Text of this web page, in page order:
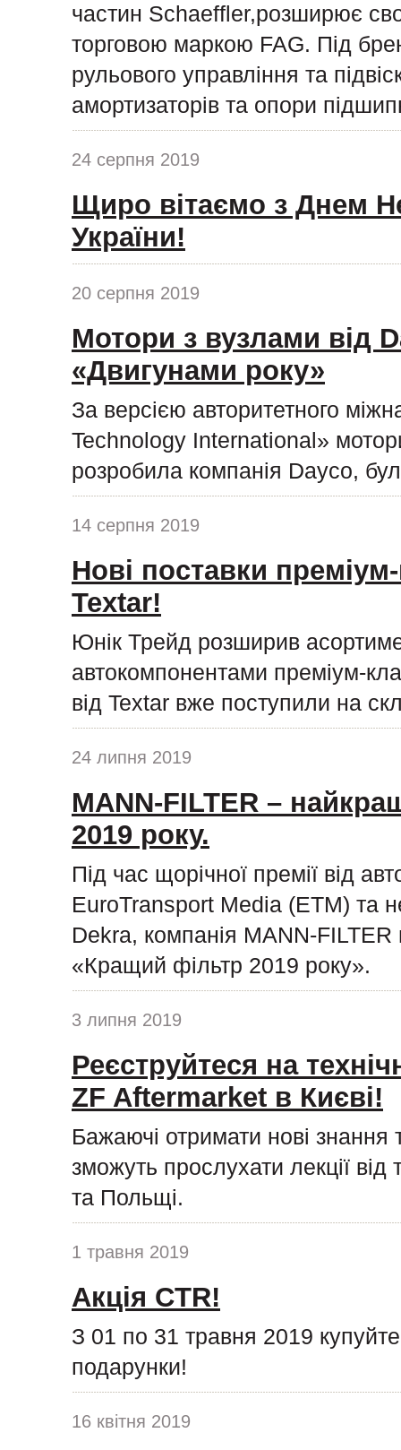
частин Schaeffler,розширює
торговою маркою FAG. Під
рульового управління та
амортизаторів та опори
24 серпня 2019
Щиро вітаємо з Днем
України!
20 серпня 2019
Мотори з вузлами від
«Двигунами року»
За версією авторитетного
Technology International»
розробила компанія Dayco,
14 серпня 2019
Нові поставки
Textar!
Юнік Трейд розширив
автокомпонентами преміум-
від Textar вже поступили на
24 липня 2019
MANN-FILTER –
2019 року.
Під час щорічної премії від
EuroTransport Media (ETM) та
Dekra, компанія MANN-FILTER
«Кращий фільтр 2019 року».
3 липня 2019
Реєструйтеся на
ZF Aftermarket в Києві!
Бажаючі отримати нові знання
зможуть прослухати лекції від
та Польщі.
1 травня 2019
Акція CTR!
З 01 по 31 травня 2019
подарунки!
16 квітня 2019